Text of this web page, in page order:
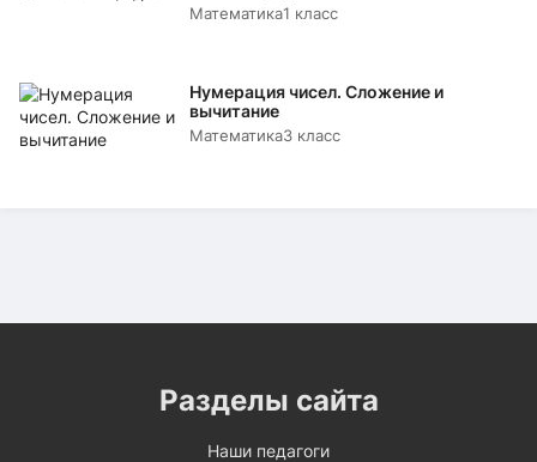
Математика1 класс
Нумерация чисел. Сложение и
вычитание
Математика3 класс
Разделы сайта
Наши педагоги